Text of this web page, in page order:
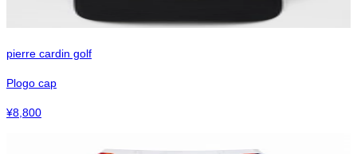
pierre cardin golf
Plogo cap
¥8,800